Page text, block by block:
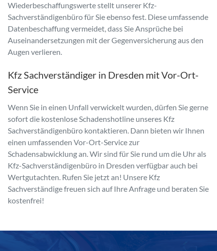
Wiederbeschaffungswerte stellt unserer Kfz-
Sachverständigenbüro für Sie ebenso fest. Diese umfassende
Datenbeschaffung vermeidet, dass Sie Ansprüche bei
Auseinandersetzungen mit der Gegenversicherung aus den
Augen verlieren.
Kfz Sachverständiger in Dresden mit Vor-Ort-
Service
Wenn Sie in einen Unfall verwickelt wurden, dürfen Sie gerne
sofort die kostenlose Schadenshotline unseres Kfz
Sachverständigenbüro kontaktieren. Dann bieten wir Ihnen
einen umfassenden Vor-Ort-Service zur
Schadensabwicklung an. Wir sind für Sie rund um die Uhr als
Kfz-Sachverständigenbüro in Dresden verfügbar auch bei
Wertgutachten. Rufen Sie jetzt an! Unsere Kfz
Sachverständige freuen sich auf Ihre Anfrage und beraten Sie
kostenfrei!